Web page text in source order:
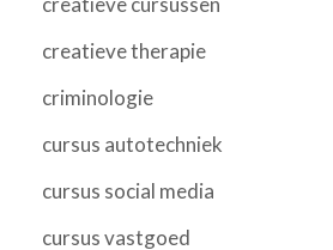
creatieve therapie
criminologie
cursus autotechniek
cursus social media
cursus vastgoed